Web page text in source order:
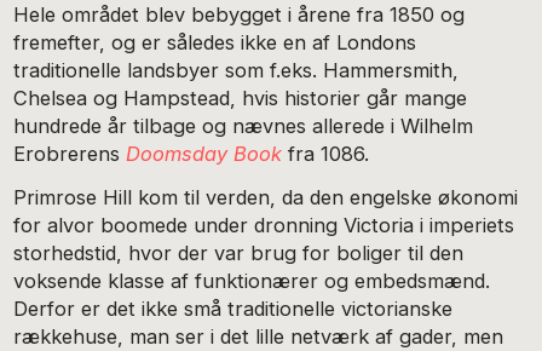
Hele området blev bebygget i årene fra 1850 og
fremefter, og er således ikke en af Londons
traditionelle landsbyer som f.eks. Hammersmith,
Chelsea og Hampstead, hvis historier går mange
hundrede år tilbage og nævnes allerede i Wilhelm
Erobrerens Doomsday Book fra 1086.
Primrose Hill kom til verden, da den engelske økonomi
for alvor boomede under dronning Victoria i imperiets
storhedstid, hvor der var brug for boliger til den
voksende klasse af funktionærer og embedsmænd.
Derfor er det ikke små traditionelle victorianske
rækkehuse, man ser i det lille netværk af gader, men